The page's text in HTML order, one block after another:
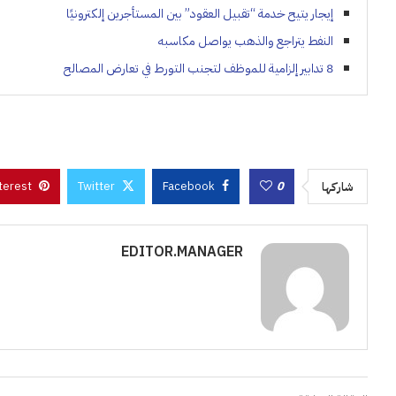
إيجار يتيح خدمة “تقبيل العقود” بين المستأجرين إلكترونيًا
النفط يتراجع والذهب يواصل مكاسبه
8 تدابير إلزامية للموظف لتجنب التورط في تعارض المصالح
شاركها 0
Facebook
Twitter
EDITOR.MANAGER